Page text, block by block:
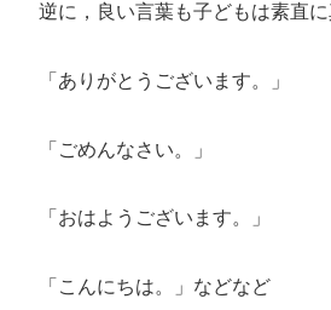
逆に，良い言葉も子どもは素直に
「ありがとうございます。」
「ごめんなさい。」
「おはようございます。」
「こんにちは。」などなど